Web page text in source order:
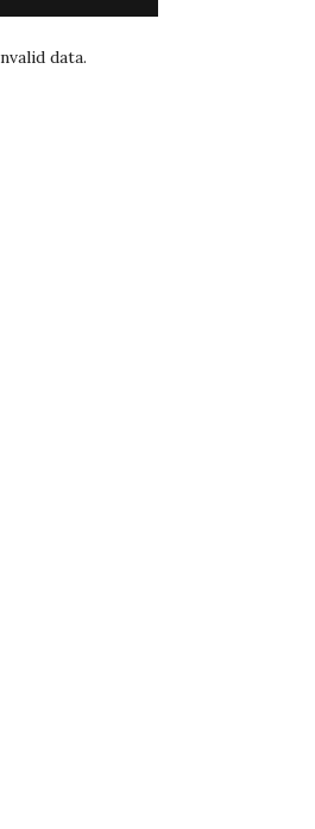
data.